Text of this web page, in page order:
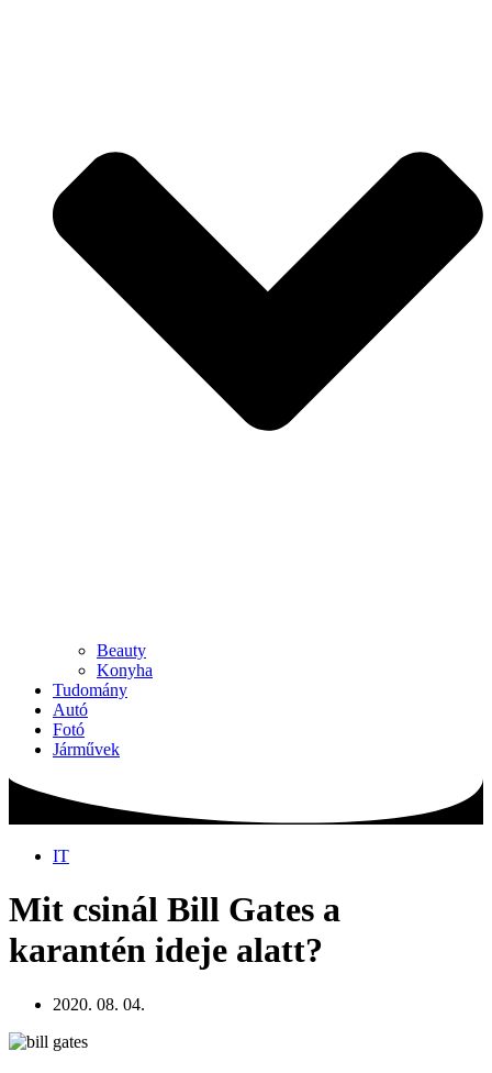
Beauty
Konyha
Tudomány
Autó
Fotó
Járművek
IT
Mit csinál Bill Gates a
karantén ideje alatt?
2020. 08. 04.